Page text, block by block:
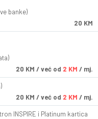
banke)
20 KM
20 KM / već od 2 KM / mj.
20 KM / već od 2 KM / mj.
INSPIRE i Platinum kartica